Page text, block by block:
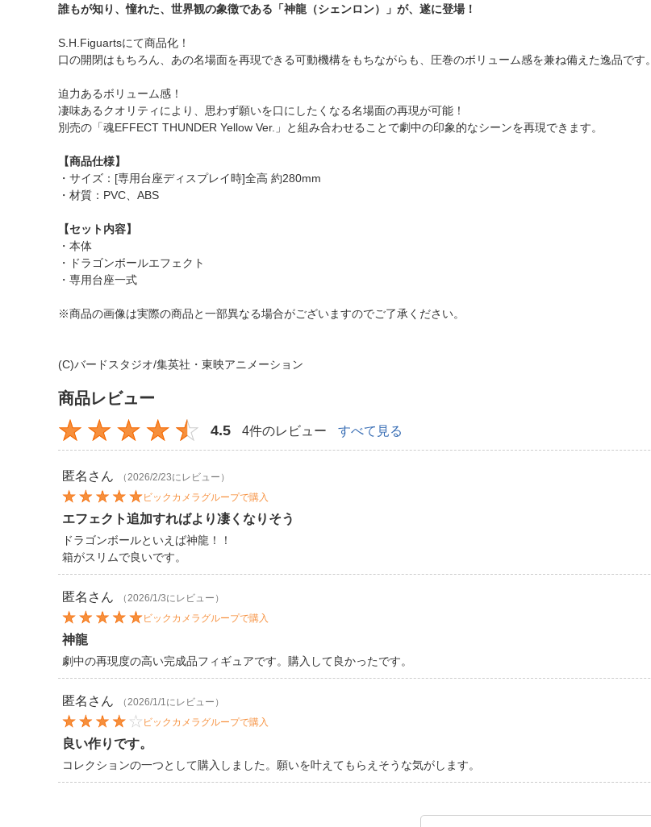
誰もが知り、憧れた、世界観の象徴である「神龍（シェンロン）」が、遂に登場！
S.H.Figuartsにて商品化！
口の開閉はもちろん、あの名場面を再現できる可動機構をもちながらも、圧巻のボリューム感を兼ね備えた逸品です。
迫力あるボリューム感！
凄味あるクオリティにより、思わず願いを口にしたくなる名場面の再現が可能！
別売の「魂EFFECT THUNDER Yellow Ver.」と組み合わせることで劇中の印象的なシーンを再現できます。
【商品仕様】
・サイズ：[専用台座ディスプレイ時]全高 約280mm
・材質：PVC、ABS
【セット内容】
・本体
・ドラゴンボールエフェクト
・専用台座一式
※商品の画像は実際の商品と一部異なる場合がございますのでご了承ください。
(C)バードスタジオ/集英社・東映アニメーション
商品レビュー
4.5 4件のレビュー すべて見る
匿名 さん
（2026/2/23にレビュー）
ビックカメラグループで購入
エフェクト追加すればより凄くなりそう
ドラゴンボールといえば神龍！！
箱がスリムで良いです。
匿名 さん
（2026/1/3にレビュー）
ビックカメラグループで購入
神龍
劇中の再現度の高い完成品フィギュアです。購入して良かったです。
匿名 さん
（2026/1/1にレビュー）
ビックカメラグループで購入
良い作りです。
コレクションの一つとして購入しました。願いを叶えてもらえそうな気がします。